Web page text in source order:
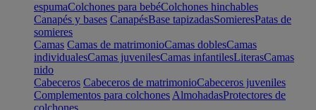
espumaColchones para bebéColchones hinchables
Canapés y bases CanapésBase tapizadasSomieresPatas de
somieres
Camas Camas de matrimonioCamas doblesCamas
individualesCamas juvenilesCamas infantilesLiterasCamas
nido
Cabeceros Cabeceros de matrimonioCabeceros juveniles
Complementos para colchones AlmohadasProtectores de
colchones